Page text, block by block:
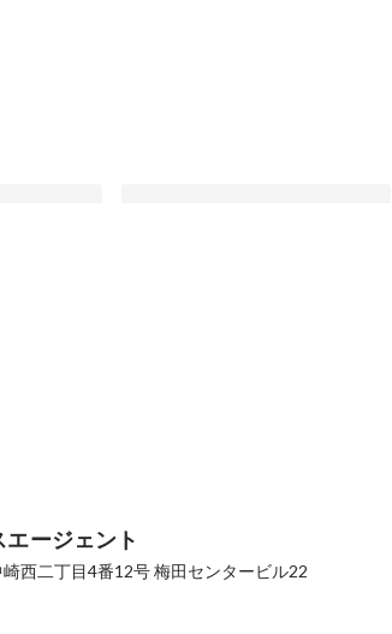
して飛び込
者から主
ージェント
西二丁目4番12号梅田センタービル22